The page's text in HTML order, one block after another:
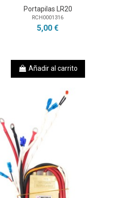
Portapilas LR20
RCH0001316
5,00 €
Añadir al carrito